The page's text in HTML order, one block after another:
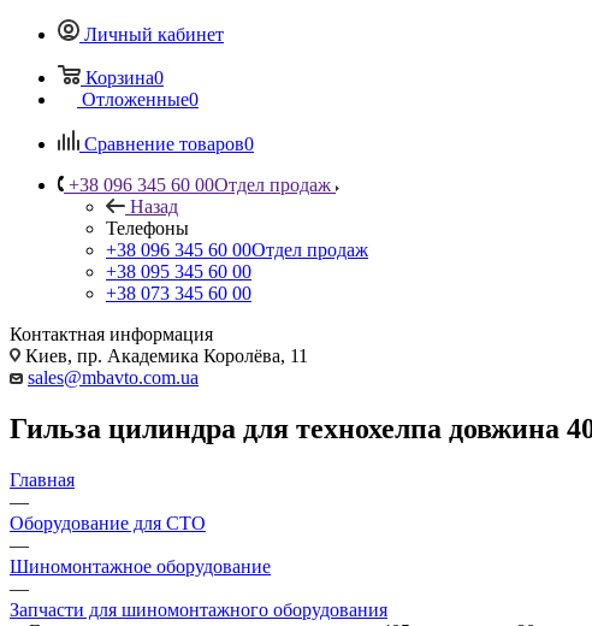
Личный кабинет
Корзина0
Отложенные0
Сравнение товаров0
+38 096 345 60 00Отдел продаж
Назад
Телефоны
+38 096 345 60 00Отдел продаж
+38 095 345 60 00
+38 073 345 60 00
Контактная информация
Киев, пр. Академика Королёва, 11
sales@mbavto.com.ua
Гильза цилиндра для технохелпа довжина
Главная
—
Оборудование для СТО
—
Шиномонтажное оборудование
—
Запчасти для шиномонтажного оборудования